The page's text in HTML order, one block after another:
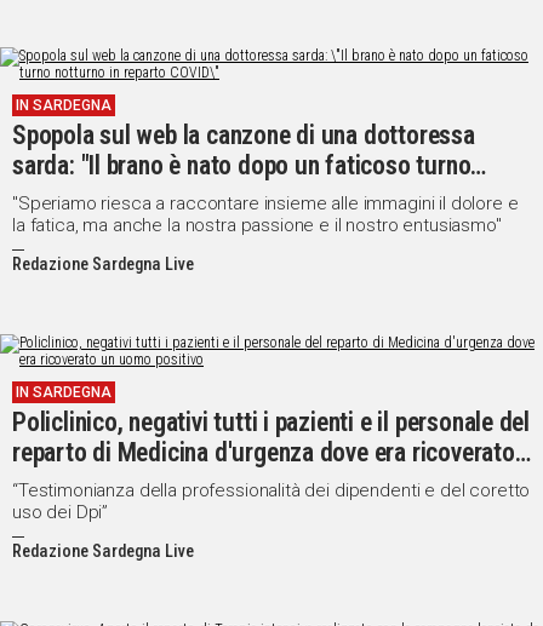
IN SARDEGNA
Spopola sul web la canzone di una dottoressa
sarda: "Il brano è nato dopo un faticoso turno
notturno in reparto COVID"
"Speriamo riesca a raccontare insieme alle immagini il dolore e
la fatica, ma anche la nostra passione e il nostro entusiasmo"
Redazione Sardegna Live
IN SARDEGNA
Policlinico, negativi tutti i pazienti e il personale del
reparto di Medicina d'urgenza dove era ricoverato
un uomo positivo
“Testimonianza della professionalità dei dipendenti e del coretto
uso dei Dpi”
Redazione Sardegna Live